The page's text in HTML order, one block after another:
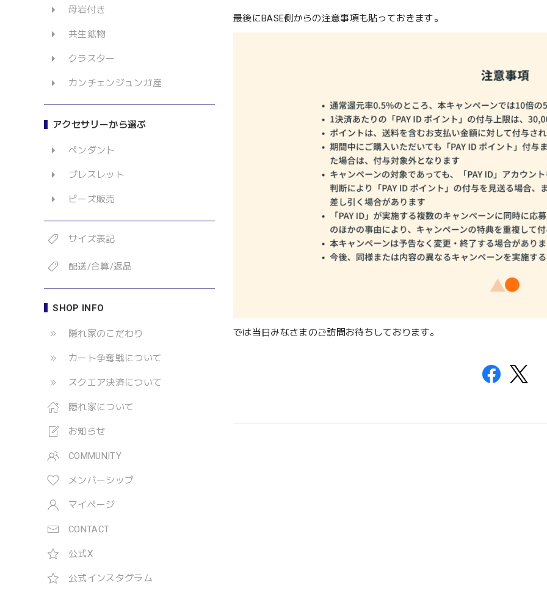
母岩付き
共生鉱物
クラスター
カンチェンジュンガ産
アクセサリーから選ぶ
ペンダント
ブレスレット
ビーズ販売
サイズ表記
配送/合算/返品
SHOP INFO
隠れ家のこだわり
カート争奪戦について
スクエア決済について
隠れ家について
お知らせ
COMMUNITY
メンバーシップ
マイページ
CONTACT
公式X
公式インスタグラム
最後にBASE側からの注意事項も貼っておきます。
では当日みなさまのご訪問お待ちしております。